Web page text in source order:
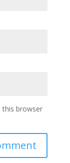
this browser